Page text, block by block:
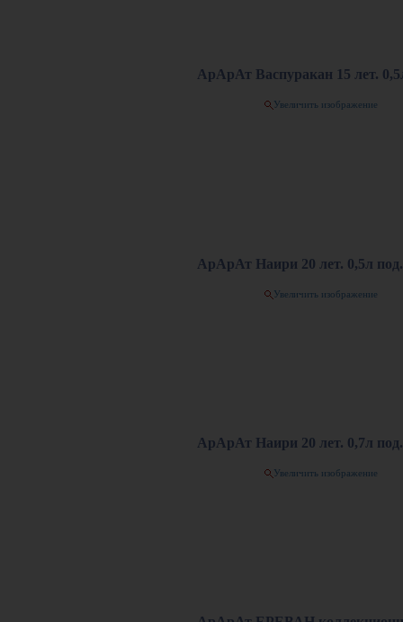
АрАрАт Васпуракан 15 лет.
Увеличить изображение
АрАрАт Наири 20 лет. 0,5л
Увеличить изображение
АрАрАт Наири 20 лет. 0,7л
Увеличить изображение